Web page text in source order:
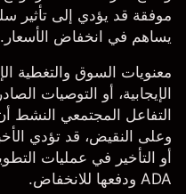
موفقة قد يؤدي إلى تأثير
يساهم في انخفاض الأسعار.
معنويات السوق والتغطية
الإيجابية، أو التوصيات
التفاعل المجتمعي النشط
وعلى النقيض، قد تؤدي
أو التأخير في عمليات
ADA ودفعها للانخفاض.